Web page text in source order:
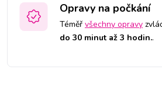
Opravy na počkání
Téměř všechny opravy
do 30 minut až 3 hodin..